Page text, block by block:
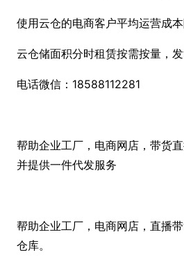
使用云仓的电商客户平均运营成本
云仓储面积分时租赁按需按量，发
电话微信：18588112281
帮助企业工厂，电商网店，带货
并提供一件代发服务
帮助企业工厂，电商网店，直播
仓库。